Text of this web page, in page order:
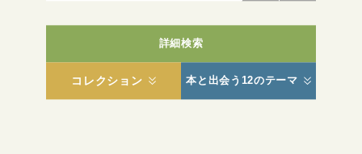
詳細検索
コレクション 本と出会う12のテーマ